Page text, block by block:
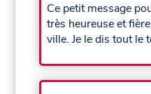
Ce petit message
très heureuse et
ville. Je le dis tout le